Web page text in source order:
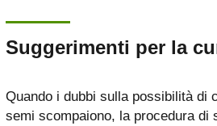
Suggerimenti per la
Quando i dubbi sulla possibilità di
semi scompaiono, la procedura di